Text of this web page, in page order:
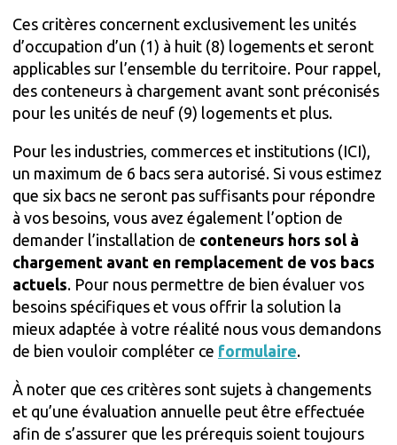
Ces critères concernent exclusivement les unités
d’occupation d’un (1) à huit (8) logements et seront
applicables sur l’ensemble du territoire. Pour rappel,
des conteneurs à chargement avant sont préconisés
pour les unités de neuf (9) logements et plus.
Pour les industries, commerces et institutions (ICI),
un maximum de 6 bacs sera autorisé. Si vous estimez
que six bacs ne seront pas suffisants pour répondre
à vos besoins, vous avez également l’option de
demander l’installation de conteneurs hors sol à
chargement avant en remplacement de vos bacs
actuels. Pour nous permettre de bien évaluer vos
besoins spécifiques et vous offrir la solution la
mieux adaptée à votre réalité nous vous demandons
de bien vouloir compléter ce formulaire.
À noter que ces critères sont sujets à changements
et qu’une évaluation annuelle peut être effectuée
afin de s’assurer que les prérequis soient toujours